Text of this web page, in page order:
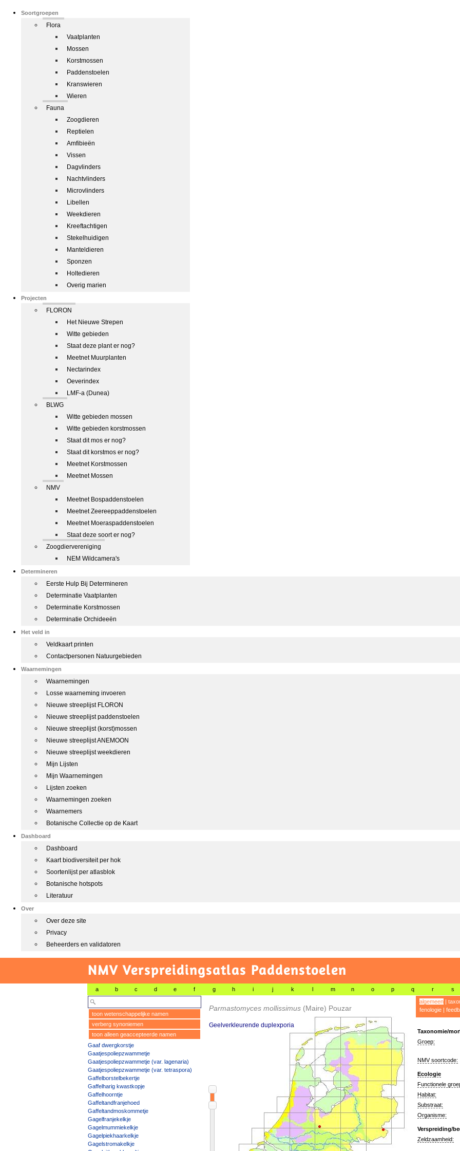
Soortgroepen
Flora
Vaatplanten
Mossen
Korstmossen
Paddenstoelen
Kranswieren
Wieren
Fauna
Zoogdieren
Reptielen
Amfibieën
Vissen
Dagvlinders
Nachtvlinders
Microvlinders
Libellen
Weekdieren
Kreeftachtigen
Stekelhuidigen
Manteldieren
Sponzen
Holtedieren
Overig marien
Projecten
FLORON
Het Nieuwe Strepen
Witte gebieden
Staat deze plant er nog?
Meetnet Muurplanten
Nectarindex
Oeverindex
LMF-a (Dunea)
BLWG
Witte gebieden mossen
Witte gebieden korstmossen
Staat dit mos er nog?
Staat dit korstmos er nog?
Meetnet Korstmossen
Meetnet Mossen
NMV
Meetnet Bospaddenstoelen
Meetnet Zeereeppaddenstoelen
Meetnet Moeraspaddenstoelen
Staat deze soort er nog?
Zoogdiervereniging
NEM Wildcamera's
Determineren
Eerste Hulp Bij Determineren
Determinatie Vaatplanten
Determinatie Korstmossen
Determinatie Orchideeën
Het veld in
Veldkaart printen
Contactpersonen Natuurgebieden
Waarnemingen
Waarnemingen
Losse waarneming invoeren
Nieuwe streeplijst FLORON
Nieuwe streeplijst paddenstoelen
Nieuwe streeplijst (korst)mossen
Nieuwe streeplijst ANEMOON
Nieuwe streeplijst weekdieren
Mijn Lijsten
Mijn Waarnemingen
Lijsten zoeken
Waarnemingen zoeken
Waarnemers
Botanische Collectie op de Kaart
Dashboard
Dashboard
Kaart biodiversiteit per hok
Soortenlijst per atlasblok
Botanische hotspots
Literatuur
Over
Over deze site
Privacy
Beheerders en validatoren
NMV Verspreidingsatlas Paddenstoelen
a b c d e f g h i j k l m n o p q r s
toon wetenschappelijke namen
verberg synoniemen
toon alleen geaccepteerde namen
Gaaf dwergkorstje
Gaatjespoliepzwammetje
Gaatjespoliepzwammetje (var. lagenaria)
Gaatjespoliepzwammetje (var. tetraspora)
Gaffelborstelbekertje
Gaffelharig kwastkopje
Gaffelhoorntje
Gaffeltandfranjehoed
Gaffeltandmoskommetje
Gagelfranjekelkje
Gagelmummiekelkje
Gagelpiekhaarkelkje
Gagelstromakelkje
Parmastomyces mollissimus (Maire) Pouzar
Geelverkleurende duplexporia
algemeen|
fenologie|
Taxonomie/
Groep:
NMV soortcode:
Ecologie
Functionele
Habitat:
Substraat:
Organisme:
Verspreiding/
Zeldzaamheid: